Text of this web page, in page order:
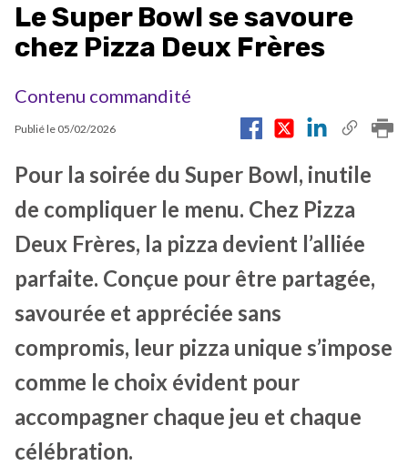
Le Super Bowl se savoure
chez Pizza Deux Frères
Contenu commandité
Publié le 05/02/2026
Pour la soirée du Super Bowl, inutile
de compliquer le menu. Chez Pizza
Deux Frères, la pizza devient l’alliée
parfaite. Conçue pour être partagée,
savourée et appréciée sans
compromis, leur pizza unique s’impose
comme le choix évident pour
accompagner chaque jeu et chaque
célébration.